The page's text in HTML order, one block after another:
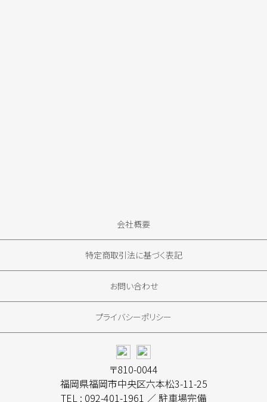
会社概要
特定商取引法に基づく表記
お問い合わせ
プライバシーポリシー
〒810-0044
福岡県福岡市中央区六本松3-11-25
TEL : 092-401-1961 ／ 駐車場完備